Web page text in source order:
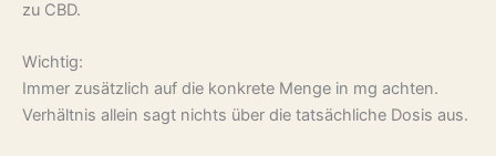
zu CBD.
Wichtig:
Immer zusätzlich auf die konkrete Menge in mg achten.
Verhältnis allein sagt nichts über die tatsächliche Dosis aus.